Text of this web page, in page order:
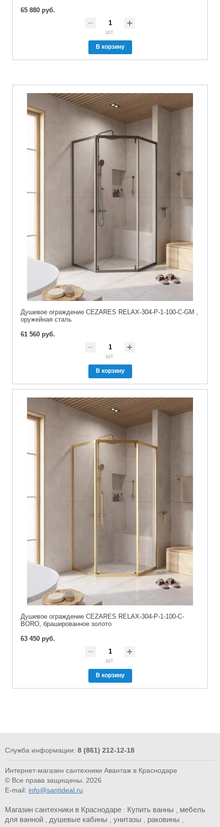
65 880 руб.
шт.
В корзину
Душевое ограждение CEZARES RELAX-304-P-1-100-C-GM ,
оружейная сталь
61 560 руб.
шт.
В корзину
Душевое ограждение CEZARES RELAX-304-P-1-100-C-
BORO, брашированное золото
63 450 руб.
шт.
В корзину
Служба информации: 8 (861) 212-12-18
Интернет-магазин сантехники Авантаж в Краснодаре
© Все права защищены. 2026
E-mail: info@santideal.ru
Магазин сантехники в Краснодаре : Купить ванны
мебель
для ванной
душевые кабины унитазы раковины